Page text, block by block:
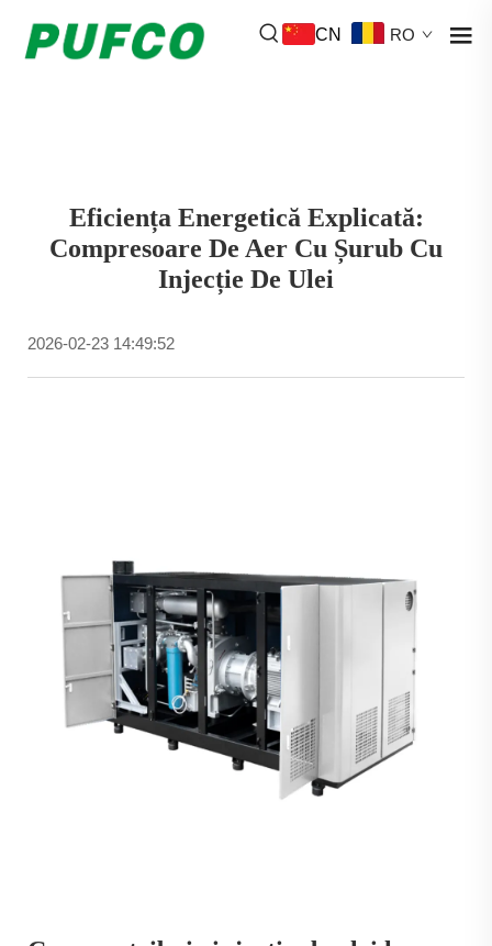
CN RO
Eficiența Energetică Explicată:
Compresoare De Aer Cu Șurub Cu
Injecție De Ulei
2026-02-23 14:49:52